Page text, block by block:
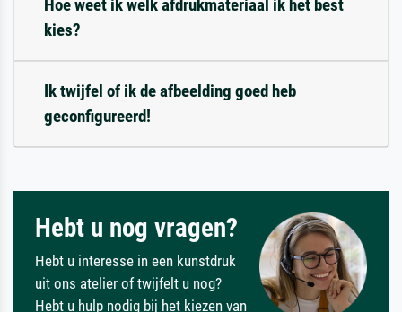
Hoe weet ik welk afdrukmateriaal ik het best
kies?
Ik twijfel of ik de afbeelding goed heb
geconfigureerd!
Hebt u nog vragen?
Hebt u interesse in een kunstdruk
uit ons atelier of twijfelt u nog?
Hebt u hulp nodig bij het kiezen van